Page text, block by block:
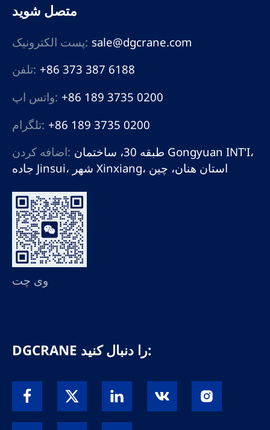
متصل شوید
پست الکترونیک: sale@dgcrane.com
تلفن: +86 373 387 6188
واتس اپ: +86 189 3735 0200
تلگرام: +86 189 3735 0200
اضافه کردن: طبقه 30، ساختمان Gongyuan INT'I،
جاده Jinsui، شهر Xinxiang، استان هنان، چین
وی چت
DGCRANE را دنبال کنید: